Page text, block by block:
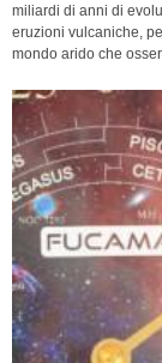
miliardi di anni di
eruzioni vulcaniche,
mondo arido che